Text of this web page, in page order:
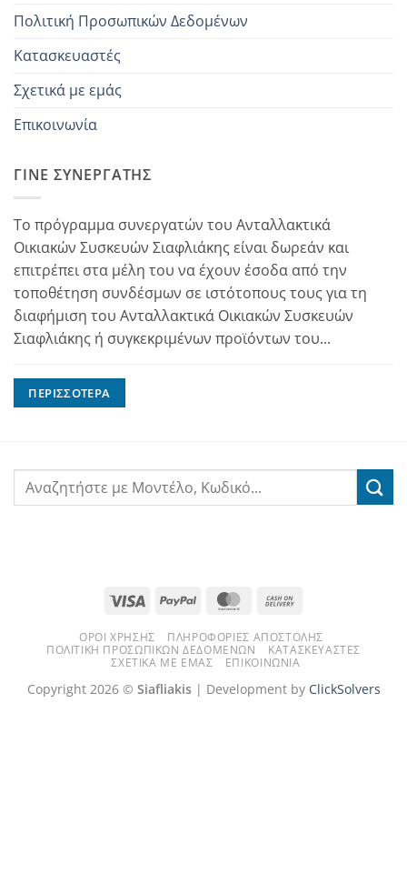
Πολιτική Προσωπικών Δεδομένων
Κατασκευαστές
Σχετικά με εμάς
Επικοινωνία
ΓΊΝΕ ΣΥΝΕΡΓΆΤΗΣ
Το πρόγραμμα συνεργατών του Ανταλλακτικά
Οικιακών Συσκευών Σιαφλιάκης είναι δωρεάν και
επιτρέπει στα μέλη του να έχουν έσοδα από την
τοποθέτηση συνδέσμων σε ιστότοπους τους για τη
διαφήμιση του Ανταλλακτικά Οικιακών Συσκευών
Σιαφλιάκης ή συγκεκριμένων προϊόντων του...
ΠΕΡΙΣΣΌΤΕΡΑ
Visa PayPal MasterCard
Delivery
ΌΡΟΙ ΧΡΉΣΗΣ
ΠΛΗΡΟΦΟΡΊΕΣ ΑΠΟΣΤΟΛΉΣ
ΠΟΛΙΤΙΚΉ ΠΡΟΣΩΠΙΚΏΝ ΔΕΔΟΜΈΝΩΝ
ΚΑΤΑΣΚΕΥΑΣΤΈΣ
ΣΧΕΤΙΚΆ ΜΕ ΕΜΆΣ
ΕΠΙΚΟΙΝΩΝΊΑ
Copyright 2026 © Siafliakis| Development by ClickSolvers